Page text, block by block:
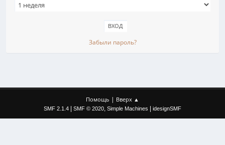
Забыли пароль?
Помощь | Вверх ▲
SMF 2.1.4 SMF © 2020, Simple Machines idesignSMF